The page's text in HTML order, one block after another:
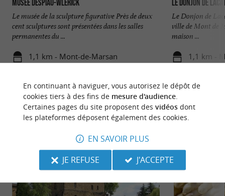
Musée Despiau-Wlérick
Le musée de la sculpture figurative Près de deux
cent sculptures sont présentées dans les salles
permanentes du ...
1,1 km - Mont-de-Marsan
Le Donjon de
Le Donjon de
ville de Mont de
maison ...
1,1 km -
NOUS AVONS TESTÉPOUR VOUS
En continuant à naviguer, vous autorisez le dépôt de
cookies tiers à des fins de mesure d'audience.
Certaines pages du site proposent des vidéosdont
les plateformes déposent également des cookies.
EN SAVOIR PLUS
JE REFUSE
J'ACCEPTE